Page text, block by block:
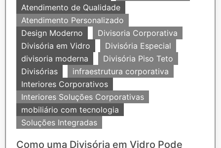
Atendimento de Qualidade
Atendimento Personalizado
Design Moderno
Divisoria Corporativa
Divisória em Vidro
Divisória Especial
divisoria moderna
Divisória Piso Teto
Divisórias
infraestrutura corporativa
Interiores Corporativos
Interiores Soluções Corporativas
mobiliário com tecnologia
Soluções Integradas
Como uma Divisória em Vidro Pode